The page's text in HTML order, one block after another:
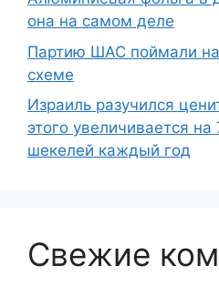
она на самом деле
Партию ШАС поймали
схеме
Израиль разучился
этого увеличивается
шекелей каждый год
Свежие